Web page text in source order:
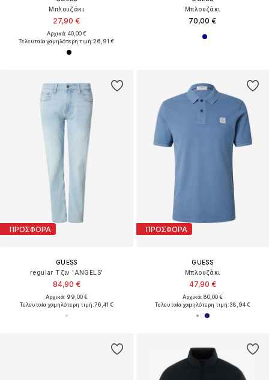
Μπλουζάκι
27,90 €
Αρχικά: 40,00 €
Τελευταία χαμηλότερη τιμή:26,91 €
Μπλουζάκι
70,00 €
ΠΡΟΣΦΟΡΑ
GUESS
regular Τζιν 'ANGELS'
84,90 €
Αρχικά: 99,00 €
Τελευταία χαμηλότερη τιμή:76,41 €
ΠΡΟΣΦΟΡΑ
GUESS
Μπλουζάκι
47,90 €
Αρχικά: 80,00 €
Τελευταία χαμηλότερη τιμή:38,94 €